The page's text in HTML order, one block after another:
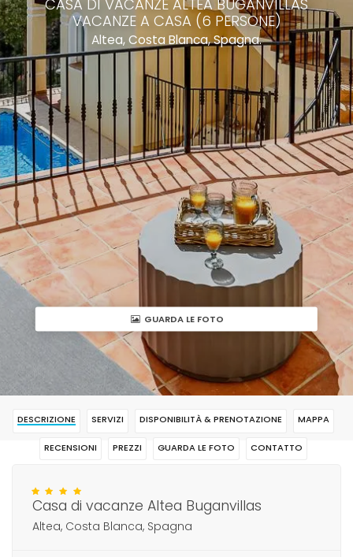
CASA DI VACANZE ALTEA BUGANVILLAS
VACANZE A CASA (6 PERSONE)
Altea, Costa Blanca, Spagna.
GUARDA LE FOTO
DESCRIZIONE SERVIZI DISPONIBILITÀ & PRENOTAZIONE MAPPA
RECENSIONI PREZZI GUARDA LE FOTO CONTATTO
Casa di vacanze Altea Buganvillas
Altea, Costa Blanca, Spagna